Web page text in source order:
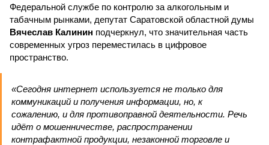
Федеральной службе по контролю за алкогольным и
табачным рынками, депутат Саратовской областной думы
Вячеслав Калинин подчеркнул, что значительная часть
современных угроз переместилась в цифровое
пространство.
«Сегодня интернет используется не только для
коммуникаций и получения информации, но, к
сожалению, и для противоправной деятельности. Речь
идёт о мошенничестве, распространении
контрафактной продукции, незаконной торговле и